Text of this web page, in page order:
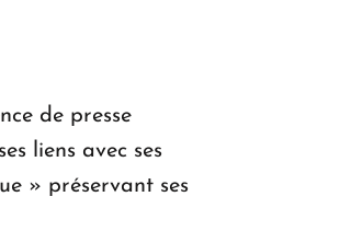
de presse
liens avec ses
» préservant ses